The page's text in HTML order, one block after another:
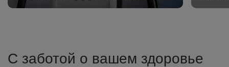
С заботой о вашем здоровье